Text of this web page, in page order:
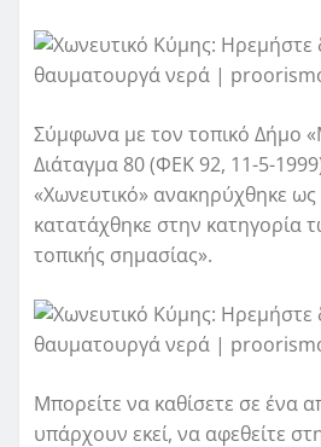
Σύμφωνα με τον τοπικό Δήμο
Διάταγμα 80 (ΦΕΚ 92, 11-5-
«Χωνευτικό» ανακηρύχθηκε ως
κατατάχθηκε στην κατηγορία
τοπικής σημασίας».
Μπορείτε να καθίσετε σε ένα
υπάρχουν εκεί, να αφεθείτε